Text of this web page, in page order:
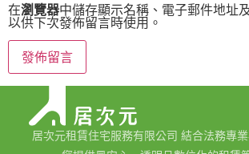
在瀏覽器中儲存顯示名稱、電子郵件地址
以供下次發佈留言時使用。
居次元租賃住宅服務有限公司 結合法務專